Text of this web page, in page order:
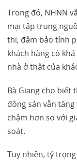
Trong đó, NHNN
mại tập trung
thi, đảm bảo tính
khách hàng có
nhà ở thật của
Bà Giang cho biết
động sản vẫn
chậm hơn so với
soát.
Tuy nhiên, tỷ